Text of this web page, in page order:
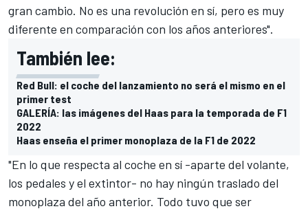
gran cambio. No es una revolución en sí, pero es muy
diferente en comparación con los años anteriores".
También lee:
Red Bull: el coche del lanzamiento no será el mismo en el
primer test
GALERÍA: las imágenes del Haas para la temporada de F1
2022
Haas enseña el primer monoplaza de la F1 de 2022
"En lo que respecta al coche en sí -aparte del volante,
los pedales y el extintor- no hay ningún traslado del
monoplaza del año anterior. Todo tuvo que ser